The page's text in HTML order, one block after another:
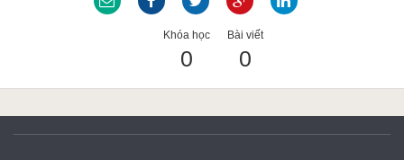
Google Sheet
Khóa học
0
Bài viết
0